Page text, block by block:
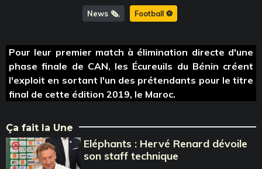
News 🗞️ Football ⚽️
Pour leur premier match à élimination directe d'une
phase finale de CAN, les Écureuils du Bénin créent
l'exploit en sortant l'un des prétendants pour le titre
final de cette édition 2019, le Maroc.
Ça fait la Une
Eléphants : Hervé Renard dévoile
son staff technique